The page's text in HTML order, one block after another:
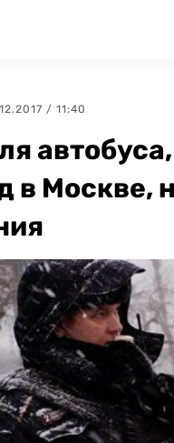
/ 11:40
в Москве,